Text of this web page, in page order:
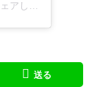
送る